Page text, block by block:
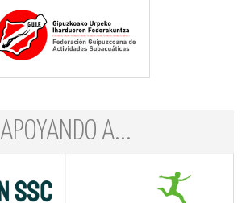
APOYANDO A...